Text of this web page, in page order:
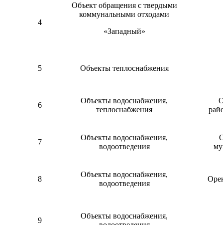
4
Объект обращения с твердыми
коммунальными отходами
«Западный»
5 Объекты теплоснабжения
6
Объекты водоснабжения,
теплоснабжения
7
Объекты водоснабжения,
водоотведения
8
Объекты водоснабжения,
водоотведения
9
Объекты водоснабжения,